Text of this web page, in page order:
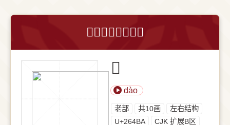
𦒺字的意思和解释
𦒺
dào
⽼部 共10画
左右结构
U+264BA
CJK 扩展B区